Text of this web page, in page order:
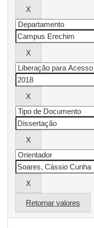
Retornar valores